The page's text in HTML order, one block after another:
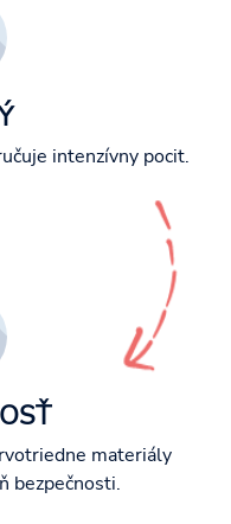
intenzívny pocit.
materiály
bezpečnosti.